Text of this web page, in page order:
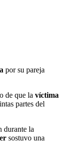
por su pareja
de que la víctima
partes del
durante la
sostuvo una